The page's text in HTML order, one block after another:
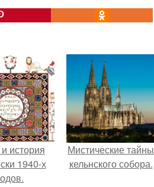
история
1940-х
Мистические тайны
кельнского собора.